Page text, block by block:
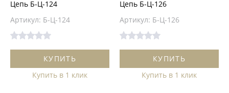
Цепь Б-Ц-124
Артикул: Б-Ц-124
КУПИТЬ
Купить в 1 клик
Цепь Б-Ц-126
Артикул: Б-Ц-126
КУПИТЬ
Купить в 1 клик